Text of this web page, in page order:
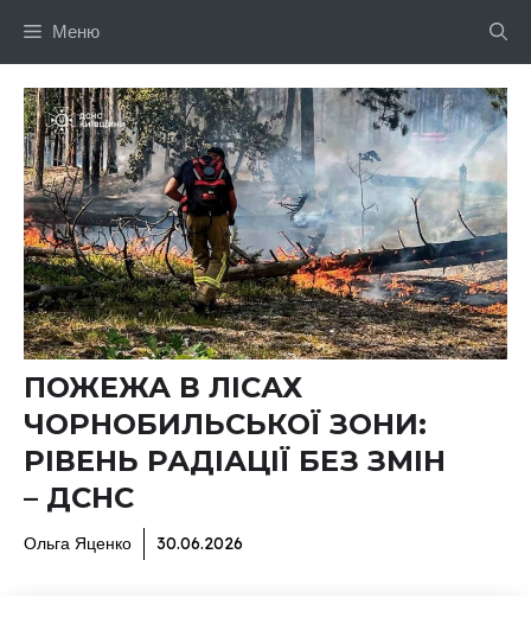
Меню
ПОЖЕЖА В ЛІСАХ
ЧОРНОБИЛЬСЬКОЇ ЗОНИ:
РІВЕНЬ РАДІАЦІЇ БЕЗ ЗМІН
– ДСНС
Ольга Яценко 30.06.2026